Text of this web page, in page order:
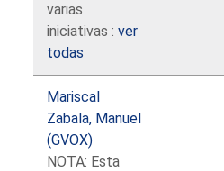
varias
iniciativas :ver
todas
Mariscal
Zabala, Manuel
(GVOX)
NOTA: Esta